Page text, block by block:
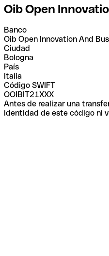
Oib Open
Banco
Oib Open Innovation And
Ciudad
Bologna
País
Italia
Código SWIFT
OOIBIT21XXX
Antes de realizar una
identidad de este código ni